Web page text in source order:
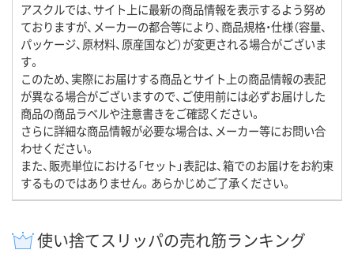
アスクルでは、サイト上に最新の商品情報を表示するよう努め
ておりますが、メーカーの都合等により、商品規格・仕様（容量、
パッケージ、原材料、原産国など）が変更される場合がございま
す。
このため、実際にお届けする商品とサイト上の商品情報の表記
が異なる場合がございますので、ご使用前には必ずお届けした
商品の商品ラベルや注意書きをご確認ください。
さらに詳細な商品情報が必要な場合は、メーカー等にお問い合
わせください。
また、販売単位における「セット」表記は、箱でのお届けをお約束
するものではありません。あらかじめご了承ください。
使い捨てスリッパの売れ筋ランキング